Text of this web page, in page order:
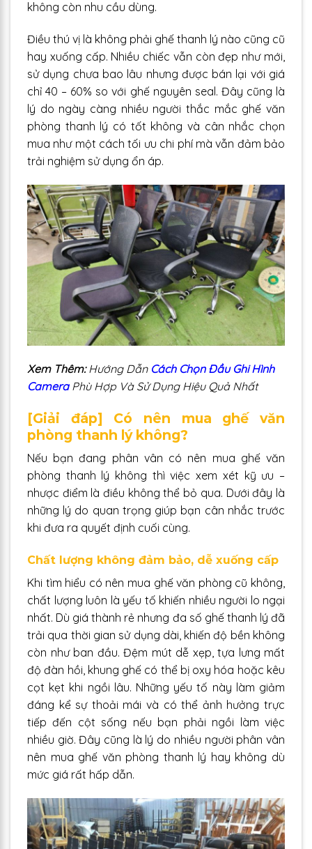
không còn nhu cầu dùng.
Điều thú vị là không phải ghế thanh lý nào cũng cũ
hay xuống cấp. Nhiều chiếc vẫn còn đẹp như mới,
sử dụng chưa bao lâu nhưng được bán lại với giá
chỉ 40 – 60% so với ghế nguyên seal. Đây cũng là
lý do ngày càng nhiều người thắc mắc ghế văn
phòng thanh lý có tốt không và cân nhắc chọn
mua như một cách tối ưu chi phí mà vẫn đảm bảo
trải nghiệm sử dụng ổn áp.
Xem Thêm:Hướng Dẫn Cách Chọn Đầu Ghi Hình
CameraPhù Hợp Và Sử Dụng Hiệu Quả Nhất
[Giải đáp] Có nên mua ghế văn
phòng thanh lý không?
Nếu bạn đang phân vân có nên mua ghế văn
phòng thanh lý không thì việc xem xét kỹ ưu –
nhược điểm là điều không thể bỏ qua. Dưới đây là
những lý do quan trọng giúp bạn cân nhắc trước
khi đưa ra quyết định cuối cùng.
Chất lượng không đảm bảo, dễ xuống cấp
Khi tìm hiểu có nên mua ghế văn phòng cũ không,
chất lượng luôn là yếu tố khiến nhiều người lo ngại
nhất. Dù giá thành rẻ nhưng đa số ghế thanh lý đã
trải qua thời gian sử dụng dài, khiến độ bền không
còn như ban đầu. Đệm mút dễ xẹp, tựa lưng mất
độ đàn hồi, khung ghế có thể bị oxy hóa hoặc kêu
cọt kẹt khi ngồi lâu. Những yếu tố này làm giảm
đáng kể sự thoải mái và có thể ảnh hưởng trực
tiếp đến cột sống nếu bạn phải ngồi làm việc
nhiều giờ. Đây cũng là lý do nhiều người phân vân
nên mua ghế văn phòng thanh lý hay không dù
mức giá rất hấp dẫn.